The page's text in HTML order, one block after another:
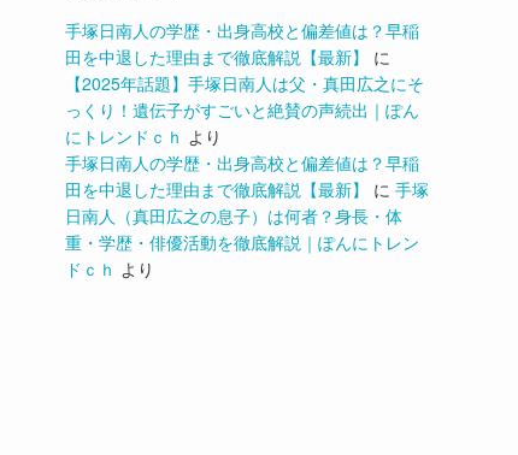
手塚日南人の学歴・出身高校と偏差値は？早稲
田を中退した理由まで徹底解説【最新】
に
【2025年話題】手塚日南人は父・真田広之にそ
っくり！遺伝子がすごいと絶賛の声続出｜ぽん
にトレンドｃｈ より
手塚日南人の学歴・出身高校と偏差値は？早稲
田を中退した理由まで徹底解説【最新】
に 手塚
日南人（真田広之の息子）は何者？身長・体
重・学歴・俳優活動を徹底解説｜ぽんにトレン
ドｃｈ より